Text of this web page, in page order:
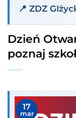
📍 ZDZ
Dzień
poznaj
17
mar